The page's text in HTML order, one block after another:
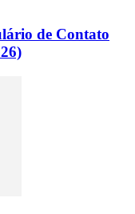
de Contato